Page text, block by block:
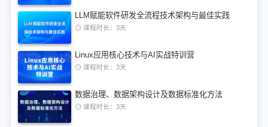
LLM赋能软件研发全流程技术架构与最佳实践
课程时长：3天
Linux应用核心技术与AI实战特训营
课程时长：3天
数据治理、数据架构设计及数据标准化方法
课程时长：3天